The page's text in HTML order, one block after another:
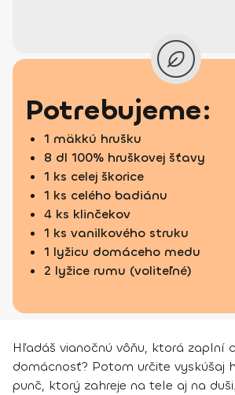
Potrebujeme:
1 mäkkú hrušku
8 dl 100% hruškovej šťavy
1 ks celej škorice
1 ks celého badiánu
4 ks klinčekov
1 ks vanilkového struku
1 lyžicu domáceho medu
2 lyžice rumu (voliteľné)
Hľadáš vianočnú vôňu, ktorá zaplní
domácnosť? Potom určite vyskúšaj
punč, ktorý zahreje na tele aj na